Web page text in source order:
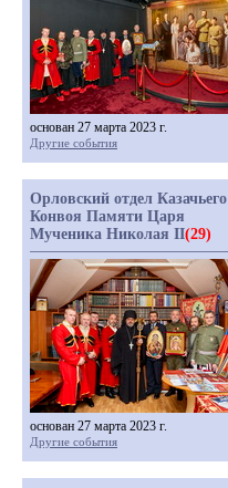
основан 27 марта 2023 г.
Другие события
Орловский отдел Казачьего
Конвоя Памяти Царя
Мученика Николая II(29)
основан 27 марта 2023 г.
Другие события